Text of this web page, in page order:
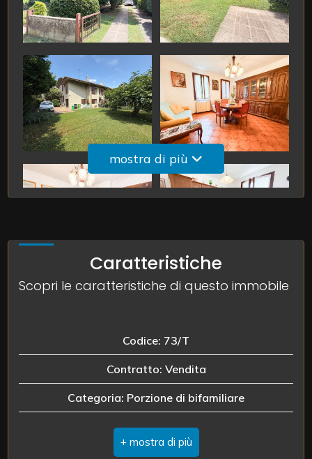
mostra di più
Caratteristiche
Scopri le caratteristiche di questo immobile
Codice: 73/T
Contratto: Vendita
Categoria: Porzione di bifamiliare
Indirizzo: via mercanta
Comune: Castelmassa
Bagni
minimi
Qualsiasi
1
2
3
Camere
Qualsiasi